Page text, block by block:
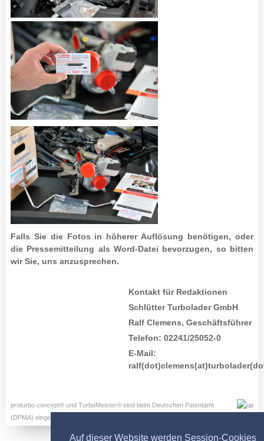
Auf dieser Website werden Session-Cookies
Falls Sie die Fotos in höherer Auflösung benötigen, oder
die Pressemitteilung als Word-Datei bevorzugen, so bitten
wir Sie, uns anzusprechen.
Kontakt für Redaktionen
Schlütter Turbolader GmbH
Ralf Clemens, Geschäftsführer
Telefon: 02241/25052-0
E-Mail:
proturbo concept® und TurboMeister® sind beim Deutschen Patentamt
(DPMA) eingetragene Marken der Schlütter Turbolader GmbH